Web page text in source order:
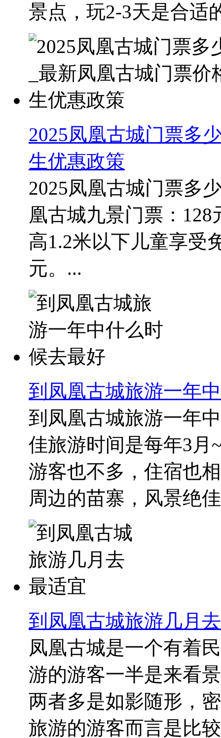
景点，玩2-3天是合适
2025凤凰古城门票多
生优惠政策
2025凤凰古城门票多
凰古城九景门票：
高1.2米以下儿童享受
元。...
到凤凰古城旅游一年
到凤凰古城旅游一年
佳旅游时间是每年3月
游客也不多，住宿也
周边的苗寨，风景绝
到凤凰古城旅游几月
凤凰古城是一个有着
游的游客一半是来看
两者多是如影随形，
旅游的游客而言是比